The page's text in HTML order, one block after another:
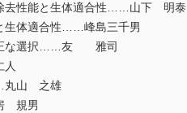
性能と生体適合性……山下 明泰
体適合性……峰島三千男
な選択……友 雅司
山 之雄
規男